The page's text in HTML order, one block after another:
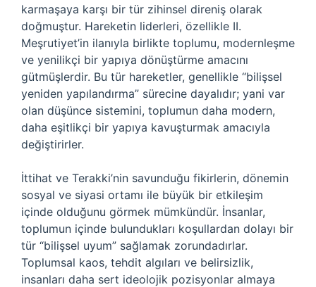
karmaşaya karşı bir tür zihinsel direniş olarak
doğmuştur. Hareketin liderleri, özellikle II.
Meşrutiyet’in ilanıyla birlikte toplumu, modernleşme
ve yenilikçi bir yapıya dönüştürme amacını
gütmüşlerdir. Bu tür hareketler, genellikle “bilişsel
yeniden yapılandırma” sürecine dayalıdır; yani var
olan düşünce sistemini, toplumun daha modern,
daha eşitlikçi bir yapıya kavuşturmak amacıyla
değiştirirler.
İttihat ve Terakki’nin savunduğu fikirlerin, dönemin
sosyal ve siyasi ortamı ile büyük bir etkileşim
içinde olduğunu görmek mümkündür. İnsanlar,
toplumun içinde bulundukları koşullardan dolayı bir
tür “bilişsel uyum” sağlamak zorundadırlar.
Toplumsal kaos, tehdit algıları ve belirsizlik,
insanları daha sert ideolojik pozisyonlar almaya